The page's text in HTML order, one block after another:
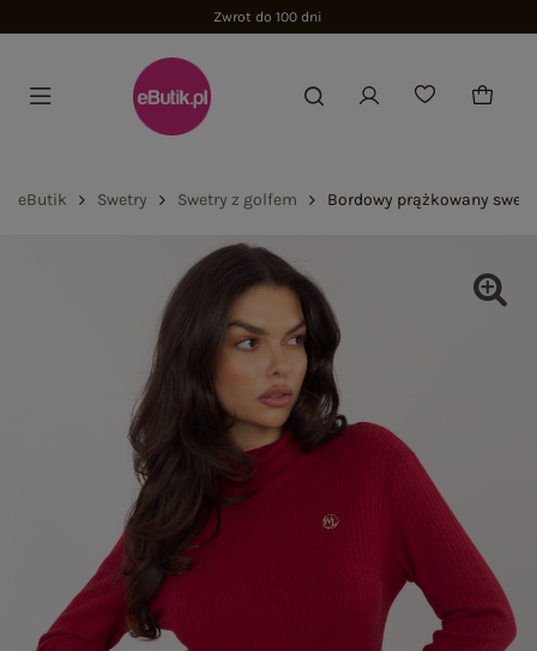
Zwrot do 100 dni
eButik Swetry Swetry z golfem Bordowy prążkowany